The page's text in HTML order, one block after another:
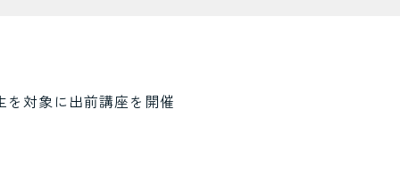
アグリ事業
ファイバーシートアティックアート活動
対象に出前講座を開催